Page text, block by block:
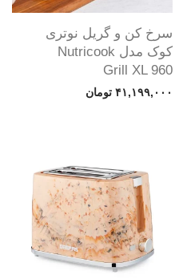
سرخ کن و گریل نوتری
کوک مدل Nutricook
Grill XL 960
۴۱,۱۹۹,۰۰۰ تومان